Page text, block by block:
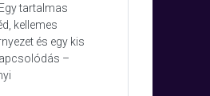
tartalmas
kellemes
és egy kis
–